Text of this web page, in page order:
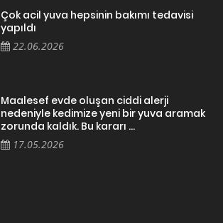
Çok acil yuva hepsinin bakımı tedavisi
yapıldı
22.06.2026
Maalesef evde oluşan ciddi alerji
nedeniyle kedimize yeni bir yuva aramak
zorunda kaldık. Bu kararı ...
17.05.2026